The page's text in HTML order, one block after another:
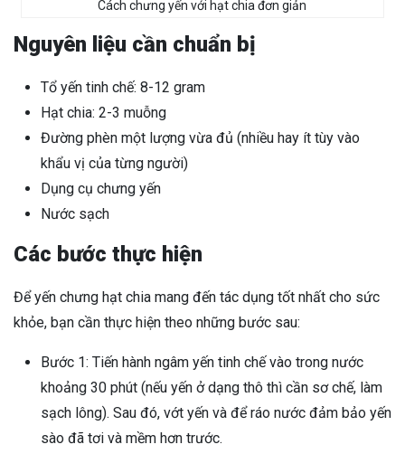
Cách chưng yến với hạt chia đơn giản
Nguyên liệu cần chuẩn bị
Tổ yến tinh chế: 8-12 gram
Hạt chia: 2-3 muỗng
Đường phèn một lượng vừa đủ (nhiều hay ít tùy vào
khẩu vị của từng người)
Dụng cụ chưng yến
Nước sạch
Các bước thực hiện
Để yến chưng hạt chia mang đến tác dụng tốt nhất cho sức
khỏe, bạn cần thực hiện theo những bước sau:
Bước 1: Tiến hành ngâm yến tinh chế vào trong nước
khoảng 30 phút (nếu yến ở dạng thô thì cần sơ chế, làm
sạch lông). Sau đó, vớt yến và để ráo nước đảm bảo yến
sào đã tơi và mềm hơn trước.